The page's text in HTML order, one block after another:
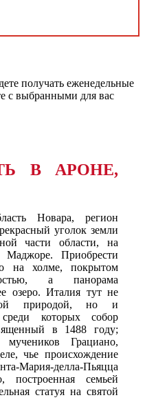
получать еженедельные
с выбранными для вас
В АРОНЕ,
Новара, регион
уголок земли
части области, на
Маджоре. Приобрести
на холме, покрытом
а панорама
озеро. Италия тут не
природой, но и
среди которых собор
в 1488 году;
Грациано,
чье происхождение
Мария-делла-Пьяцца
семьей
статуя на святой